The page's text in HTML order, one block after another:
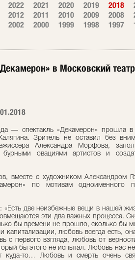
2022 2021 2020 2019 2018
2012 2011 2010 2009 2008
2002 2000 1999 1998 1997
в Московский
— спектакль «Декамерон» прошла
Зритель не оставил без
Александра Морфова,
овациями артистов и
вместе с художником Александром
по мотивам одноименного
«Есть две неизбежные вещи в нашей
эти два важных процесса.
бы времени не прошло, сколько бы
капитализации, любовь всегда есть,
с первого взгляда, любовь от
бы этого не испытал. Любовь нас
куда-то… Любовь и смерть очень